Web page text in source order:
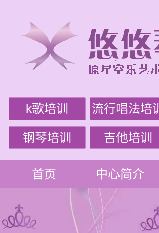
k歌培训 流行唱法培训
钢琴培训 吉他培训
首页 中心简介